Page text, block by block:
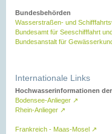
Bundesbehörden
Wasserstraßen- und
Bundesamt für Seeschifffahrt
Bundesanstalt für
Internationale Links
Hochwasserinformationen
Bodensee-Anlieger ↗
Rhein-Anlieger ↗
Frankreich - Maas-Mosel ↗